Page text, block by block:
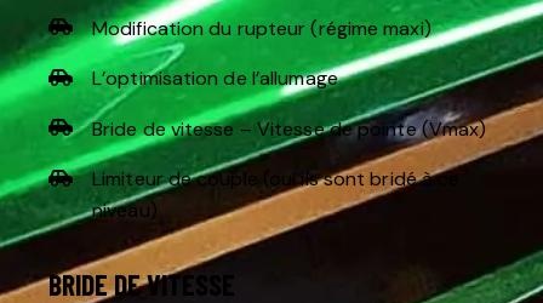
Modification du rupteur (régime maxi)
L’optimisation de l’allumage
Bride de vitesse – Vitesse de pointe (Vmax)
Limiteur de couple (oui ils sont bridé à ce
niveau)
BRIDE DE VITESSE